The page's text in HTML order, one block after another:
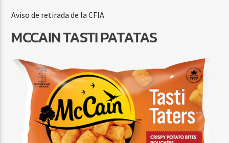
Aviso de retirada de la CFIA
MCCAIN TASTI PATATAS